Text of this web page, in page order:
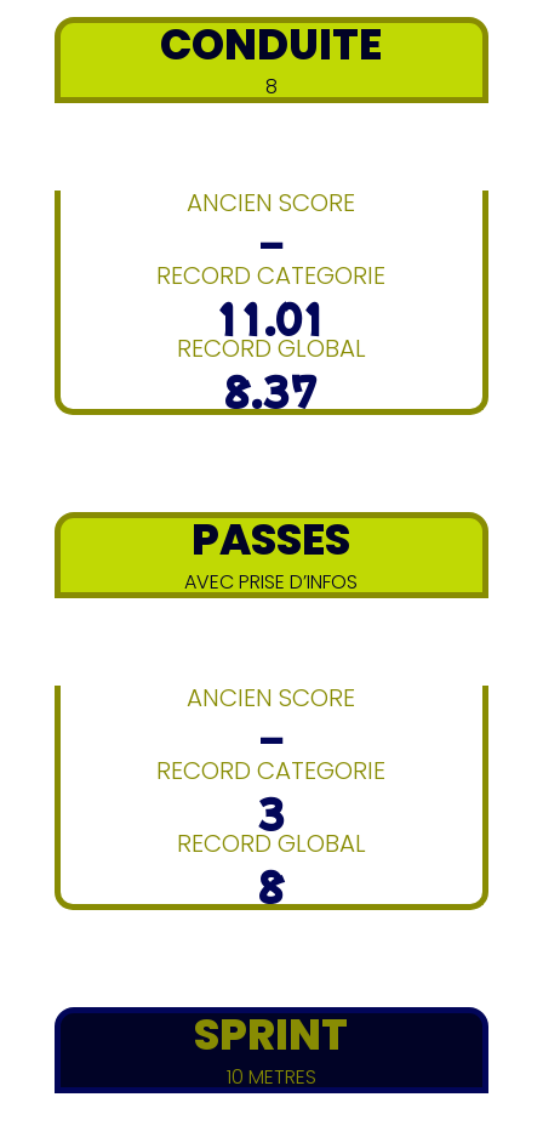
CONDUITE
8
ANCIEN SCORE
–
RECORD CATEGORIE
11.01
RECORD GLOBAL
8.37
PASSES
AVEC PRISE D’INFOS
ANCIEN SCORE
–
RECORD CATEGORIE
3
RECORD GLOBAL
8
SPRINT
10 METRES